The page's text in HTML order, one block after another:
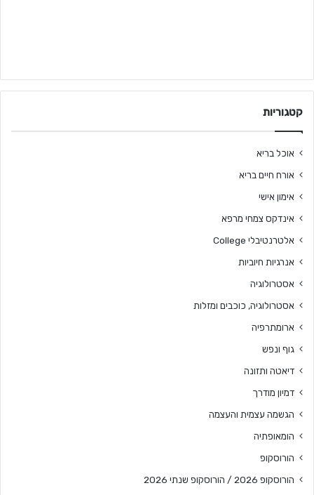
קטגוריות
אוכל בריא
אורח חיים בריא
אימון אישי
אינדקס צמחי מרפא
אלטרנטיבלי College
אנרגיות חיוביות
אסטרולוגיה
אסטרולוגיה, כוכבים ומזלות
ארומתרפיה
גוף ונפש
דיאטה ותזונה
דמיון מודרך
הגשמה עצמית והעצמה
הומאופתיה
הורוסקופ
הורוסקופ 2026 / הורוסקופ שנתי 2026